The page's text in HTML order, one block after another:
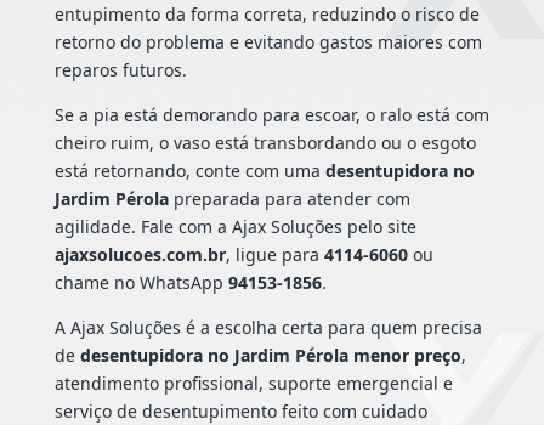
entupimento da forma correta, reduzindo o risco de
retorno do problema e evitando gastos maiores com
reparos futuros.
Se a pia está demorando para escoar, o ralo está com
cheiro ruim, o vaso está transbordando ou o esgoto
está retornando, conte com uma desentupidora no
Jardim Pérolapreparada para atender com
agilidade. Fale com a Ajax Soluções pelo site
ajaxsolucoes.com.br, ligue para 4114-6060ou
chame no WhatsApp 94153-1856.
A Ajax Soluções é a escolha certa para quem precisa
de desentupidora no Jardim Pérola menor preço,
atendimento profissional, suporte emergencial e
serviço de desentupimento feito com cuidado